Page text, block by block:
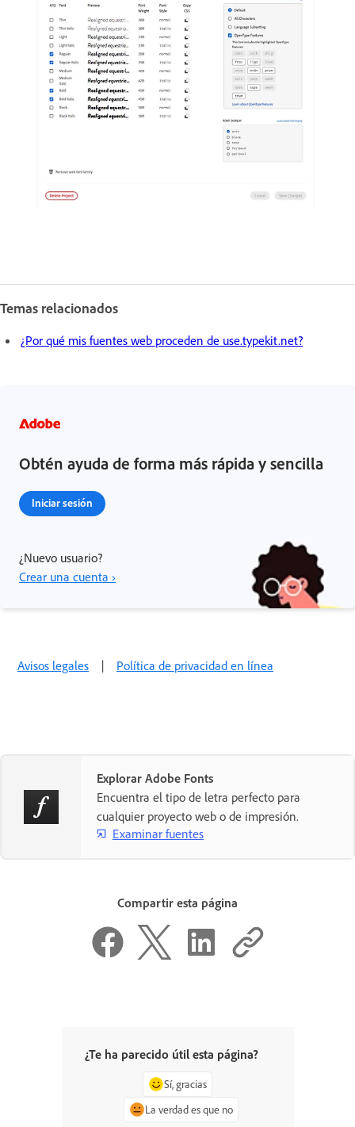
Temas relacionados
¿Por qué mis fuentes web proceden de use.typekit.net?
Obtén ayuda de forma más rápida y sencilla
Iniciar sesión
¿Nuevo usuario?
Crear una cuenta ›
Avisos legales | Política de privacidad en línea
Explorar Adobe Fonts
Encuentra el tipo de letra perfecto para
cualquier proyecto web o de impresión.
Examinar fuentes
Compartir esta página
¿Te ha parecido útil esta página?
Sí, gracias
La verdad es que no